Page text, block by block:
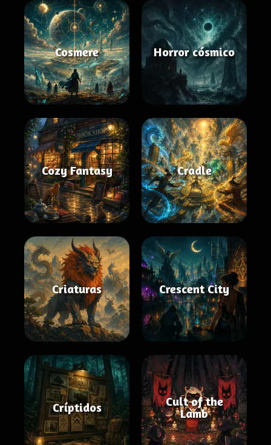
Cosmere Horror cósmico
Cozy Fantasy Cradle
Criaturas Crescent City
Críptidos
Cult of the
Lamb